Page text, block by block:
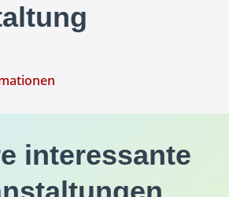
interessante